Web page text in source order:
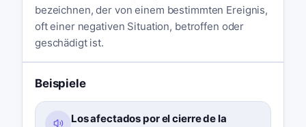
bezeichnen, der von einem bestimmten Ereignis,
oft einer negativen Situation, betroffen oder
geschädigt ist.
Beispiele
Los afectados por el cierre de la